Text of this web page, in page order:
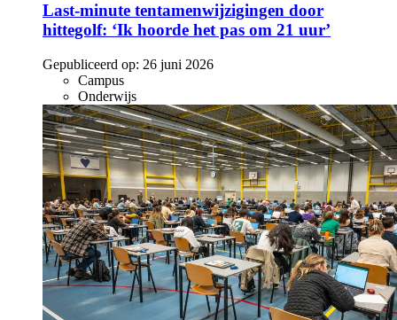
Last-minute tentamenwijzigingen door
hittegolf: ‘Ik hoorde het pas om 21 uur’
Gepubliceerd op: 26 juni 2026
Campus
Onderwijs